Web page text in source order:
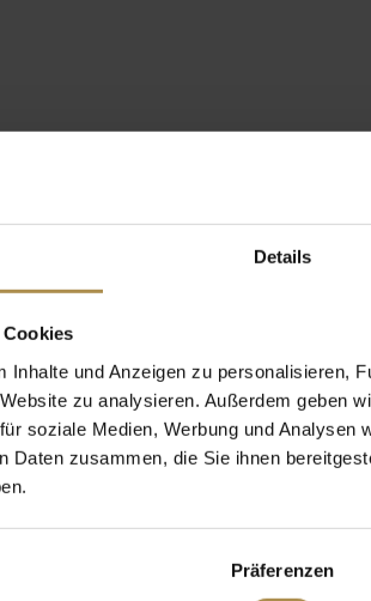
Details
Inhalte und Anzeigen zu personalisieren,
zu analysieren. Außerdem geben
soziale Medien, Werbung und Analysen
Daten zusammen, die Sie ihnen
Präferenzen